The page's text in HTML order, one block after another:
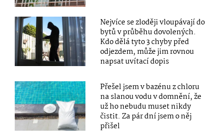
Nejvíce se zloději vloupávají do
bytů v průběhu dovolených.
Kdo dělá tyto 3 chyby před
odjezdem, může jim rovnou
napsat uvítací dopis
Přešel jsem v bazénu z chloru
na slanou vodu v domnění, že
už ho nebudu muset nikdy
čistit. Za pár dní jsem o něj
přišel